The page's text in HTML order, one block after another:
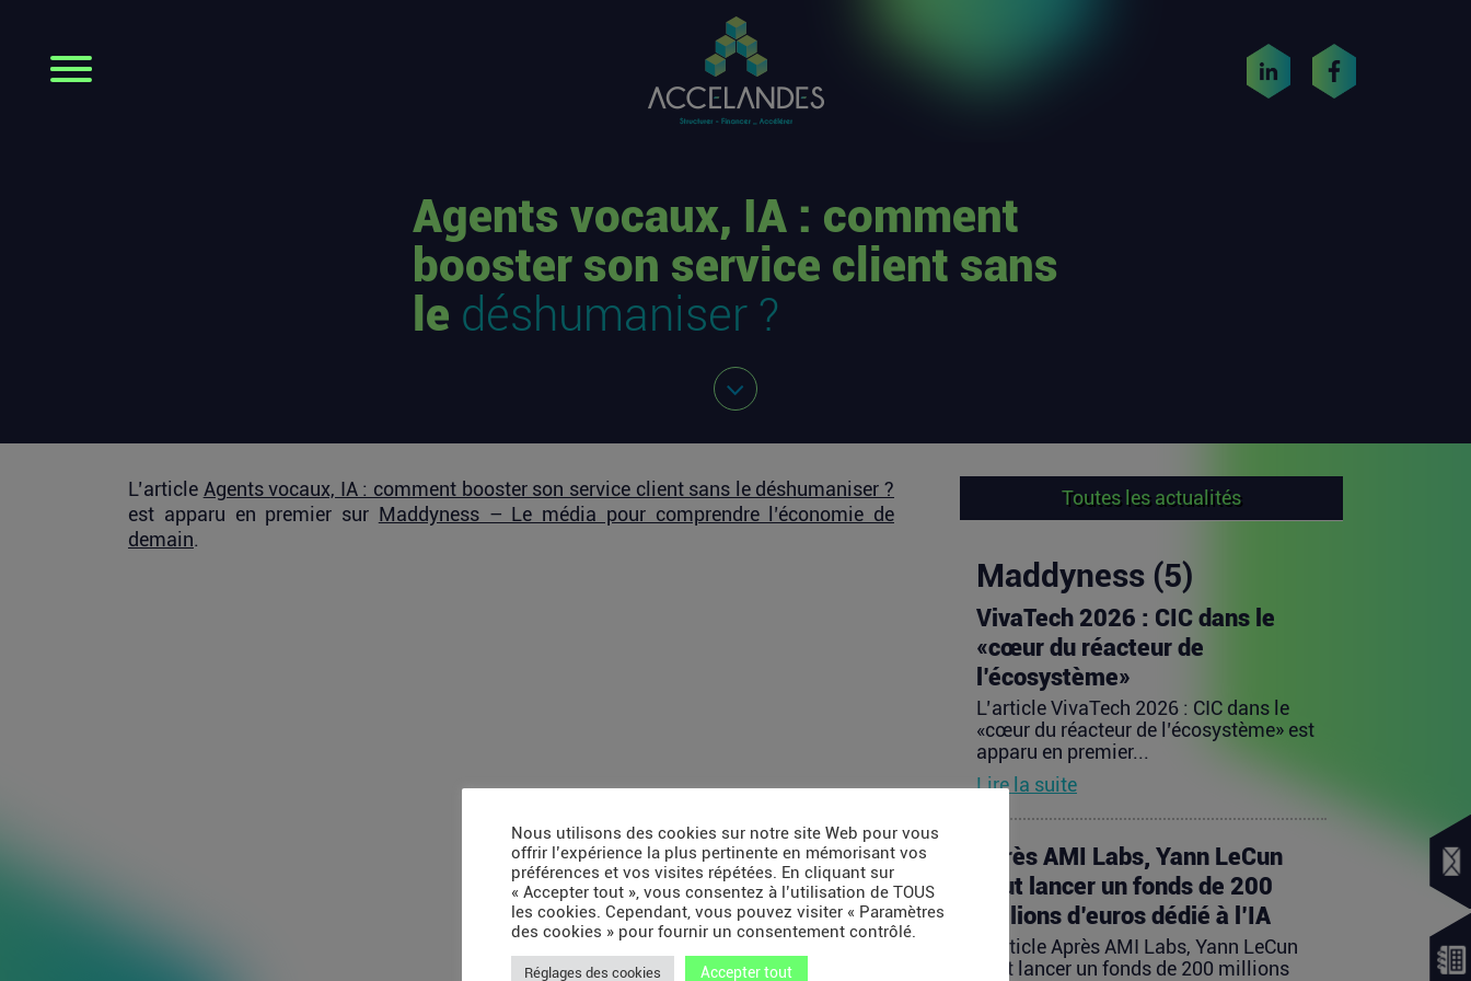
Agents vocaux, IA : comment
booster son service client sans
le déshumaniser ?
L’article Agents vocaux, IA : comment booster son service client sans le déshumaniser ?
est apparu en premier sur Maddyness – Le média pour comprendre l’économie de
demain.
Toutes les actualités
Maddyness (5)
VivaTech 2026 : CIC dans le
«cœur du réacteur de
l’écosystème»
L’article VivaTech 2026 : CIC dans le
«cœur du réacteur de l’écosystème» est
apparu en premier...
Lire la suite
Après AMI Labs, Yann LeCun
veut lancer un fonds de 200
millions d’euros dédié à l’IA
L’article Après AMI Labs, Yann LeCun
veut lancer un fonds de 200 millions
Nous utilisons des cookies sur notre site Web pour vous
offrir l’expérience la plus pertinente en mémorisant vos
préférences et vos visites répétées. En cliquant sur
« Accepter tout », vous consentez à l’utilisation de TOUS
les cookies. Cependant, vous pouvez visiter « Paramètres
des cookies » pour fournir un consentement contrôlé.
Réglages des cookies Accepter tout